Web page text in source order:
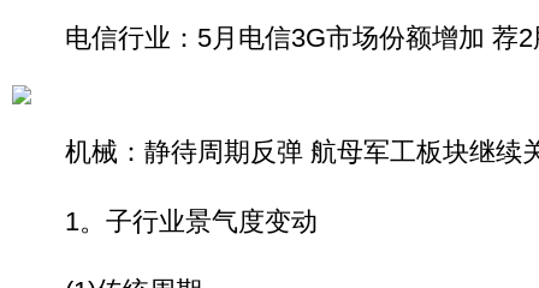
电信行业：5月电信3G市场份额增加 荐2
机械：静待周期反弹 航母军工板块继续
1。子行业景气度变动